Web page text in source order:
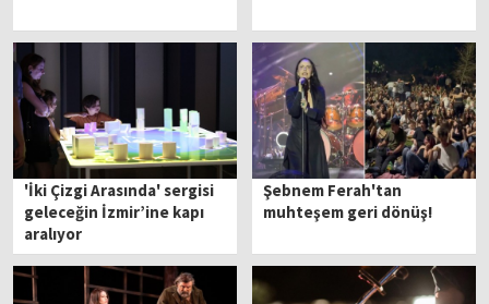
'İki Çizgi Arasında' sergisi
geleceğin İzmir’ine kapı
aralıyor
Şebnem Ferah'tan
muhteşem geri dönüş!